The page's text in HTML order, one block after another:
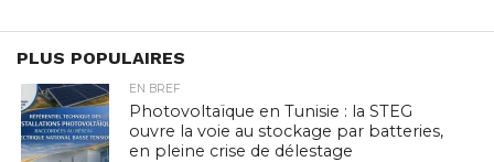
PLUS POPULAIRES
EN BREF
Photovoltaïque en Tunisie : la STEG
ouvre la voie au stockage par batteries,
en pleine crise de délestage